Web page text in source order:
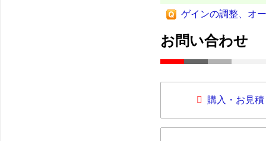
ゲインの調整、オ
お問い合わせ
購入・お見